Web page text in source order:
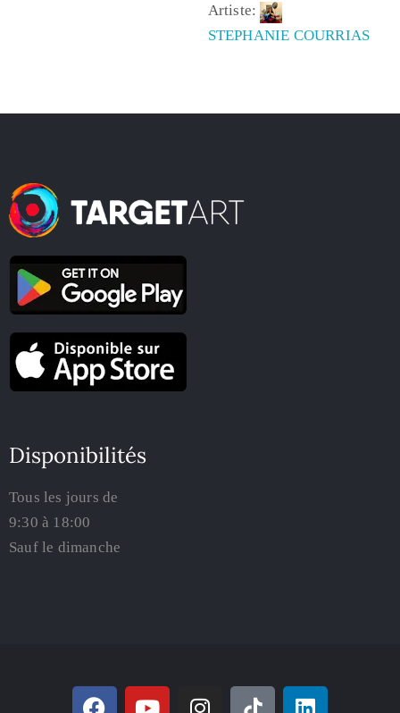
Artiste:
STEPHANIE COURRIAS
Disponibilités
Tous les jours de
9:30 à 18:00
Sauf le dimanche